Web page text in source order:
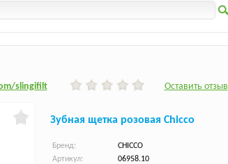
slingifilt Оставить отзыв
Зубная щетка розовая Chicco
Бренд:
CHICCO
Артикул:
06958.10